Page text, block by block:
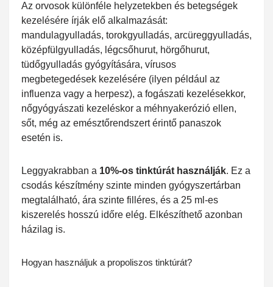
Az orvosok különféle helyzetekben és betegségek
kezelésére írják elő alkalmazását:
mandulagyulladás, torokgyulladás, arcüreggyulladás,
középfülgyulladás, légcsőhurut, hörgőhurut,
tüdőgyulladás gyógyítására, vírusos
megbetegedések kezelésére (ilyen például az
influenza vagy a herpesz), a fogászati kezelésekkor,
nőgyógyászati kezeléskor a méhnyakerózió ellen,
sőt, még az emésztőrendszert érintő panaszok
esetén is.
Leggyakrabban a 10%-os tinktúrát használják. Ez a
csodás készítmény szinte minden gyógyszertárban
megtalálható, ára szinte filléres, és a 25 ml-es
kiszerelés hosszú időre elég. Elkészíthető azonban
házilag is.
Hogyan használjuk a propoliszos tinktúrát?